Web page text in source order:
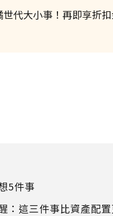
代大小事！再即享折扣
5件事
：這三件事比資產配置